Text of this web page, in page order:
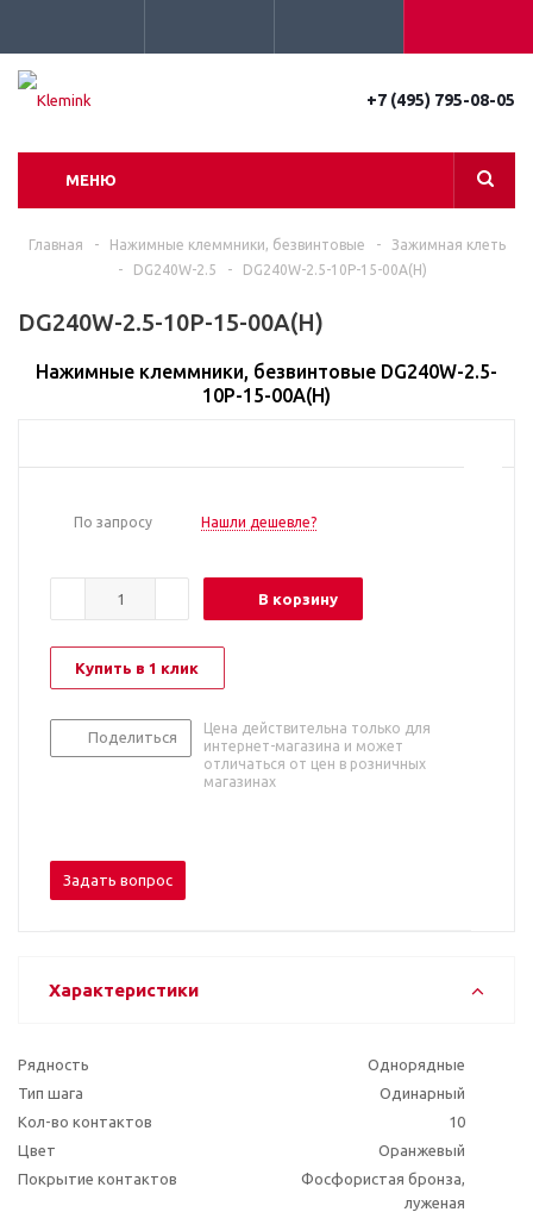
+7 (495) 795-08-05
МЕНЮ
Главная - Нажимные клеммники, безвинтовые -
Зажимная клеть
-
DG240W-2.5 - DG240W-2.5-10P-15-00A(H)
DG240W-2.5-10P-15-00A(H)
Нажимные клеммники, безвинтовые DG240W-2.5-
10P-15-00A(H)
По запросу Нашли дешевле?
В корзину
Купить в 1 клик
Поделиться
Цена действительна только для
интернет-магазина и может
отличаться от цен в розничных
магазинах
Задать вопрос
Характеристики
Рядность
Однорядные
Тип шага
Одинарный
Кол-во контактов
10
Цвет
Оранжевый
Покрытие контактов
Фосфористая бронза,
луженая